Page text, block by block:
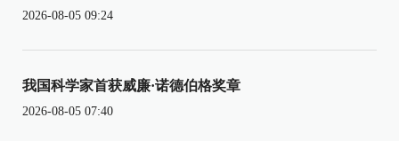
2026-08-05 09:24
我国科学家首获威廉·诺德伯格奖章
2026-08-05 07:40